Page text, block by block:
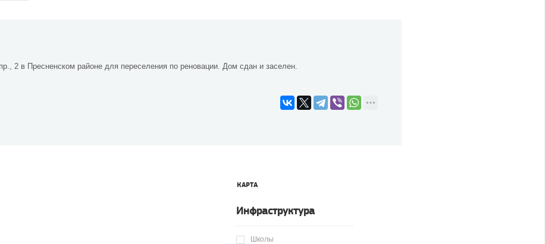
2 в Пресненском районе для переселения по реновации. Дом сдан и заселен.
КАРТА
Инфраструктура
Школы